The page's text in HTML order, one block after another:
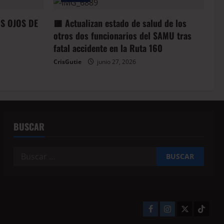
OJOS DE
🟥 Actualizan estado de salud de los
otros dos funcionarios del SAMU tras
fatal accidente en la Ruta 160
CrisGutie junio 27, 2026
BUSCAR